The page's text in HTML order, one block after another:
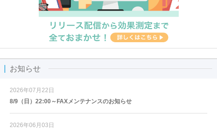
お知らせ
2026年07月22日
8/9（日）22:00～FAXメンテナンスのお知らせ
2026年06月03日